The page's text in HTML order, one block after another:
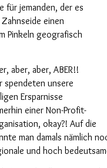
für jemanden, der es
Zahnseide einen
Pinkeln geografisch
aber, aber, ABER!!
spendeten unsere
Ersparnisse
einer Non-Profit-
okay?!Auf die
man damals nämlich
und hoch